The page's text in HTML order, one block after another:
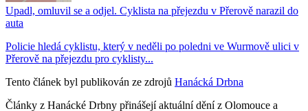
Upadl, omluvil se a odjel. Cyklista na přejezdu v Přerově narazil do
auta
Policie hledá cyklistu, který v neděli po poledni ve Wurmově ulici v
Přerově na přejezdu pro cyklisty...
Tento článek byl publikován ze zdrojů Hanácká Drbna
Články z Hanácké Drbny přinášejí aktuální dění z Olomouce a